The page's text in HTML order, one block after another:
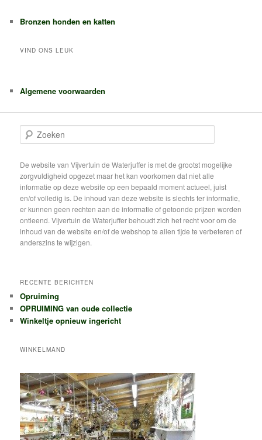
Bronzen honden en katten
VIND ONS LEUK
Algemene voorwaarden
o
k
e
n
De website van Vijvertuin de Waterjuffer is met de grootst mogelijke
zorgvuldigheid opgezet maar het kan voorkomen dat niet alle
informatie op deze website op een bepaald moment actueel, juist
en/of volledig is. De inhoud van deze website is slechts ter informatie,
er kunnen geen rechten aan de informatie of getoonde prijzen worden
ontleend. Vijvertuin de Waterjuffer behoudt zich het recht voor om de
inhoud van de website en/of de webshop te allen tijde te verbeteren of
anderszins te wijzigen.
RECENTE BERICHTEN
Opruiming
OPRUIMING van oude collectie
Winkeltje opnieuw ingericht
WINKELMAND